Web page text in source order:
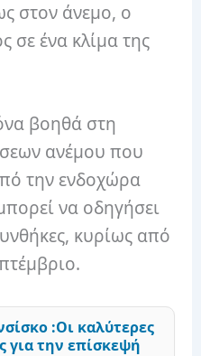
στον άνεμο, ο
σε ένα κλίμα της
βοηθά στη
ανέμου που
την ενδοχώρα
να οδηγήσει
κυρίως από
:Οι καλύτερες
για την επίσκεψή